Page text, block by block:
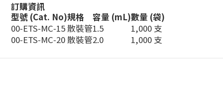
訂購資訊
型號 (Cat. No)規格 容量 (mL)數量 (袋)
00‑ETS‑MC‑15散裝管1.5
1,000 支
00‑ETS‑MC‑20散裝管2.0 1,000 支